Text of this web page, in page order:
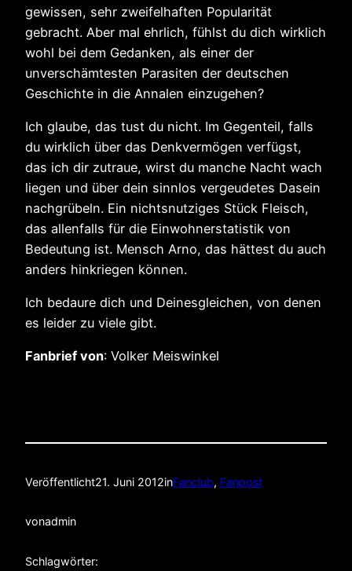
gewissen, sehr zweifelhaften Popularität
gebracht. Aber mal ehrlich, fühlst du dich wirklich
wohl bei dem Gedanken, als einer der
unverschämtesten Parasiten der deutschen
Geschichte in die Annalen einzugehen?
Ich glaube, das tust du nicht. Im Gegenteil, falls
du wirklich über das Denkvermögen verfügst,
das ich dir zutraue, wirst du manche Nacht wach
liegen und über dein sinnlos vergeudetes Dasein
nachgrübeln. Ein nichtsnutziges Stück Fleisch,
das allenfalls für die Einwohnerstatistik von
Bedeutung ist. Mensch Arno, das hättest du auch
anders hinkriegen können.
Ich bedaure dich und Deinesgleichen, von denen
es leider zu viele gibt.
Fanbrief von: Volker Meiswinkel
Veröffentlicht21. Juni 2012inFanclub, Fanpost
vonadmin
Schlagwörter: